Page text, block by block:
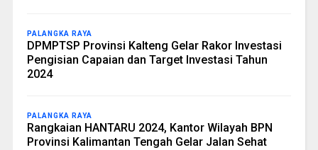
PALANGKA RAYA
DPMPTSP Provinsi Kalteng Gelar Rakor Investasi
Pengisian Capaian dan Target Investasi Tahun
2024
PALANGKA RAYA
Rangkaian HANTARU 2024, Kantor Wilayah BPN
Provinsi Kalimantan Tengah Gelar Jalan Sehat